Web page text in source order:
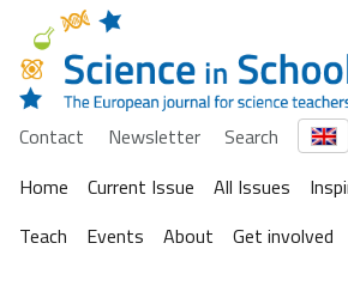
Contact Newsletter
Search
Home
Current Issue All Issues
Teach
Events About Get involved